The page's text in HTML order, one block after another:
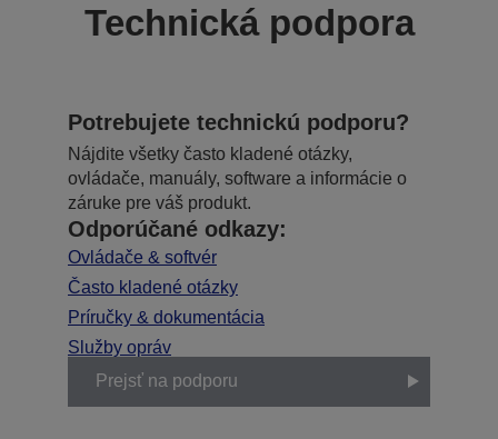
Technická podpora
Potrebujete technickú podporu?
Nájdite všetky často kladené otázky,
ovládače, manuály, software a informácie o
záruke pre váš produkt.
Odporúčané odkazy:
Ovládače & softvér
Často kladené otázky
Príručky & dokumentácia
Služby opráv
Prejsť na podporu